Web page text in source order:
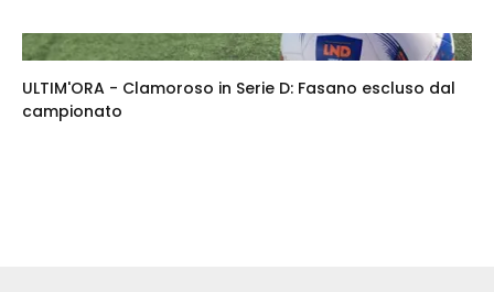
ULTIM'ORA - Clamoroso in Serie D: Fasano escluso dal
campionato